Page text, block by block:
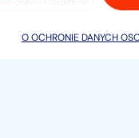
O OCHRONIE DANYCH